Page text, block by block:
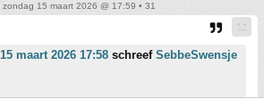
zondag 15 maart 2026 @ 17:59 • 31
maart 2026 17:58 schreef SebbeSwensje